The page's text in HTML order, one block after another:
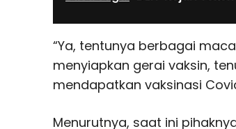
“Ya, tentunya berbagai
menyiapkan gerai vaksin,
mendapatkan vaksinasi
Menurutnya, saat ini